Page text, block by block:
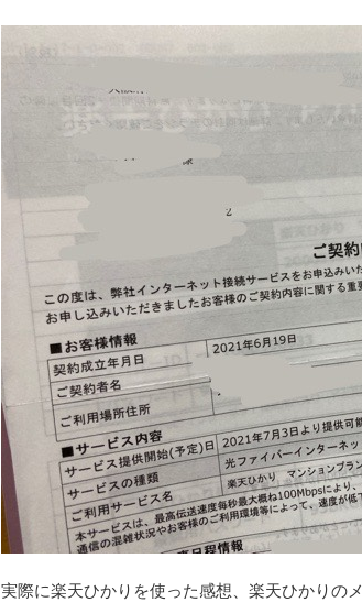
実際に楽天ひかりを使った感想、楽天ひかりの